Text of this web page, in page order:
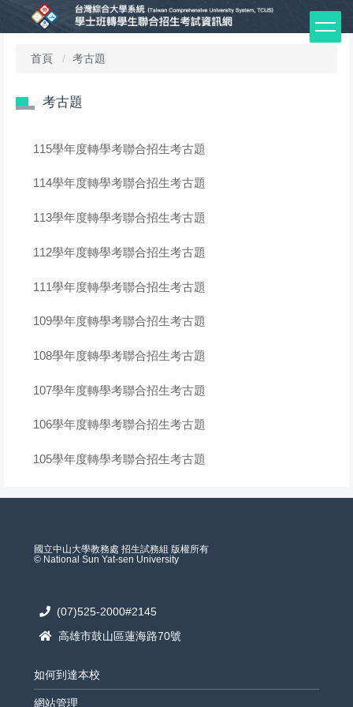
區
首頁 考古題
考古題
115學年度轉學考聯合招生考古題
114學年度轉學考聯合招生考古題
113學年度轉學考聯合招生考古題
112學年度轉學考聯合招生考古題
111學年度轉學考聯合招生考古題
109學年度轉學考聯合招生考古題
108學年度轉學考聯合招生考古題
107學年度轉學考聯合招生考古題
106學年度轉學考聯合招生考古題
105學年度轉學考聯合招生考古題
國立中山大學教務處 招生試務組 版權所有
© National Sun Yat-sen University
(07)525-2000#2145
高雄市鼓山區蓮海路70號
如何到達本校
網站管理